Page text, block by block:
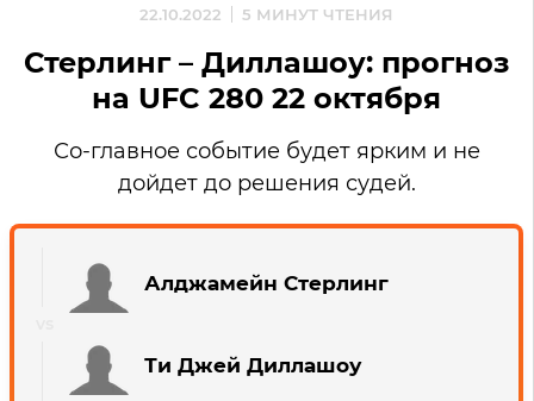
22.10.2022 5 МИНУТ ЧТЕНИЯ
Стерлинг – Диллашоу: прогноз
на UFC 280 22 октября
Со-главное событие будет ярким и не
дойдет до решения судей.
Алджамейн Стерлинг
Ти Джей Диллашоу